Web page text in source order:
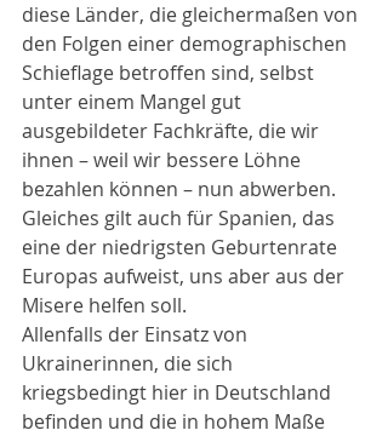
diese Länder, die gleichermaßen von
den Folgen einer demographischen
Schieflage betroffen sind, selbst
unter einem Mangel gut
ausgebildeter Fachkräfte, die wir
ihnen – weil wir bessere Löhne
bezahlen können – nun abwerben.
Gleiches gilt auch für Spanien, das
eine der niedrigsten Geburtenrate
Europas aufweist, uns aber aus der
Misere helfen soll.
Allenfalls der Einsatz von
Ukrainerinnen, die sich
kriegsbedingt hier in Deutschland
befinden und die in hohem Maße